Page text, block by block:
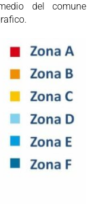
del comune